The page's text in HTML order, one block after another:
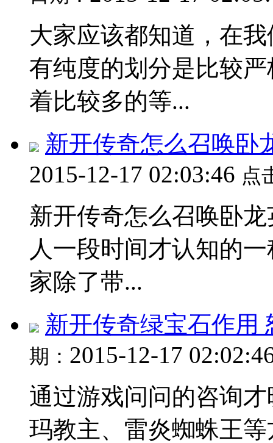
大家应该都知道，在
有纯度的划分是比较
着比较多的等...
新开传奇怎么召唤卧
2015-12-17 02:03:46 点
新开传奇​怎么召唤卧
人一段时间才认知的
家除了带...
新开传奇绿宝石作用
期： 2015-12-17
通过游戏问问的咨询
玛教主、雷炎蜘蛛王